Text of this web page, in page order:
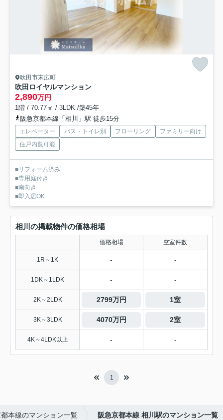
吹田市末広町
吹田ロイヤルマンション
2,890万円
1階 / 70.77㎡ / 3LDK /築45年
阪急京都本線「相川」駅 徒歩15分
エレベーター バス・トイレ別 フローリング
ファミリー向け
住戸内覧可能
■リフォーム済み
■専用庭付き
■南向き
■即入居OK
相川の掲載物件の価格相場
価格相場 空室件数
1R～1K - -
1DK～1LDK - -
2K～2LDK 2799万円 1室
3K～3LDK 4070万円 2室
4K～4LDK以上 - -
1
本線のマンション一覧 阪急京都本線 相川駅のマンション一覧